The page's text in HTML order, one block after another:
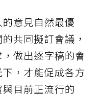
意見自然最優
共同擬訂會議，
做出逐字稿的會
，才能促成各方
目前正流行的